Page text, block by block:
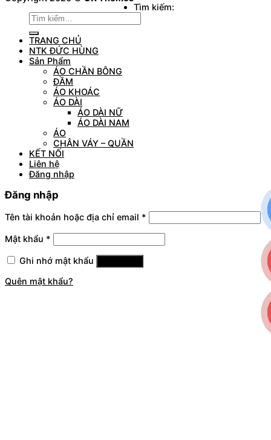
Tìm kiếm:
TRANG CHỦ
NTK ĐỨC HÙNG
Sản Phẩm
ÁO CHẦN BÔNG
ĐẦM
ÁO KHOÁC
ÁO DÀI
ÁO DÀI NỮ
ÁO DÀI NAM
ÁO
CHÂN VÁY – QUẦN
KẾT NỐI
Liên hệ
Đăng nhập
Đăng nhập
Tên tài khoản hoặc địa chỉ email *
Mật khẩu *
Ghi nhớ mật khẩu
Quên mật khẩu?